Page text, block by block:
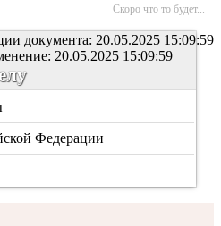
Скоро что то будет...
документа: 20.05.2025 15:09:59
20.05.2025 15:09:59
Федерации